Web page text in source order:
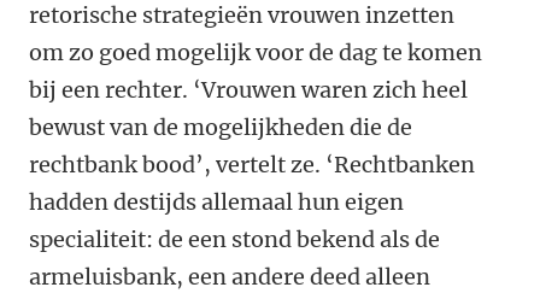
retorische strategieën vrouwen inzetten
om zo goed mogelijk voor de dag te komen
bij een rechter. ‘Vrouwen waren zich heel
bewust van de mogelijkheden die de
rechtbank bood’, vertelt ze. ‘Rechtbanken
hadden destijds allemaal hun eigen
specialiteit: de een stond bekend als de
armeluisbank, een andere deed alleen